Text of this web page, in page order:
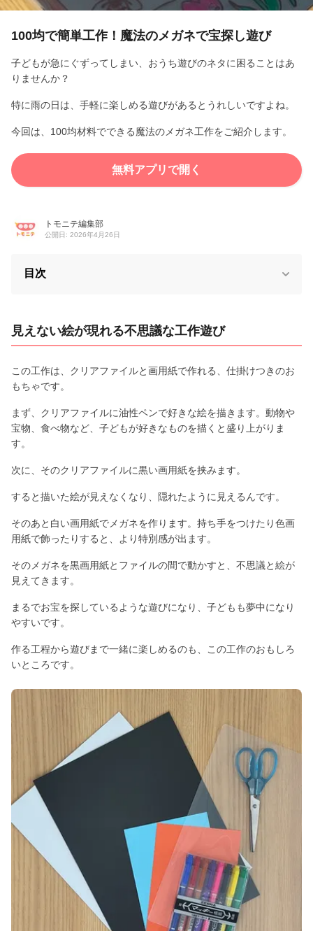
d
100均で簡単工作！魔法のメガネで宝探し遊び
子どもが急にぐずってしまい、おうち遊びのネタに困ることはあ
りませんか？
特に雨の日は、手軽に楽しめる遊びがあるとうれしいですよね。
今回は、100均材料でできる魔法のメガネ工作をご紹介します。
無料アプリで開く
トモニテ編集部
公開日: 2026年4月26日
目次
見えない絵が現れる不思議な工作遊び
この工作は、クリアファイルと画用紙で作れる、仕掛けつきのお
もちゃです。
まず、クリアファイルに油性ペンで好きな絵を描きます。動物や
宝物、食べ物など、子どもが好きなものを描くと盛り上がりま
す。
次に、そのクリアファイルに黒い画用紙を挟みます。
すると描いた絵が見えなくなり、隠れたように見えるんです。
そのあと白い画用紙でメガネを作ります。持ち手をつけたり色画
用紙で飾ったりすると、より特別感が出ます。
そのメガネを黒画用紙とファイルの間で動かすと、不思議と絵が
見えてきます。
まるでお宝を探しているような遊びになり、子どもも夢中になり
やすいです。
作る工程から遊びまで一緒に楽しめるのも、この工作のおもしろ
いところです。